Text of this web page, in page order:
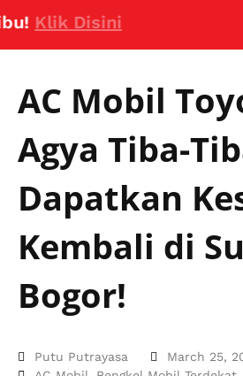
Disini
AC Mobil
Agya Tiba-
Dapatkan
Kembali di
Bogor!
Putu Putrayasa
March 25,